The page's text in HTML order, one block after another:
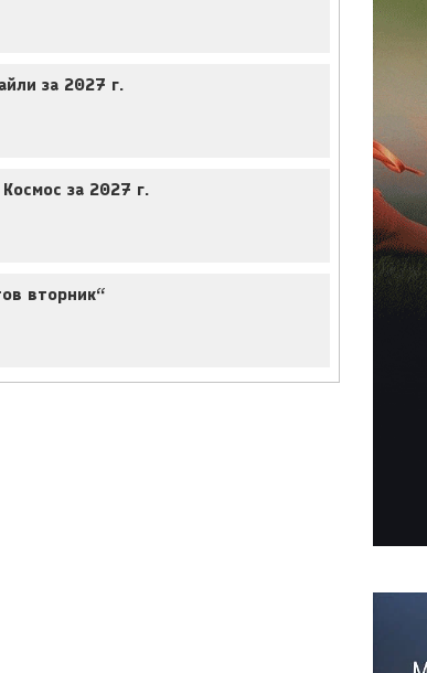
за 2027 г.
за 2027 г.
вторник“